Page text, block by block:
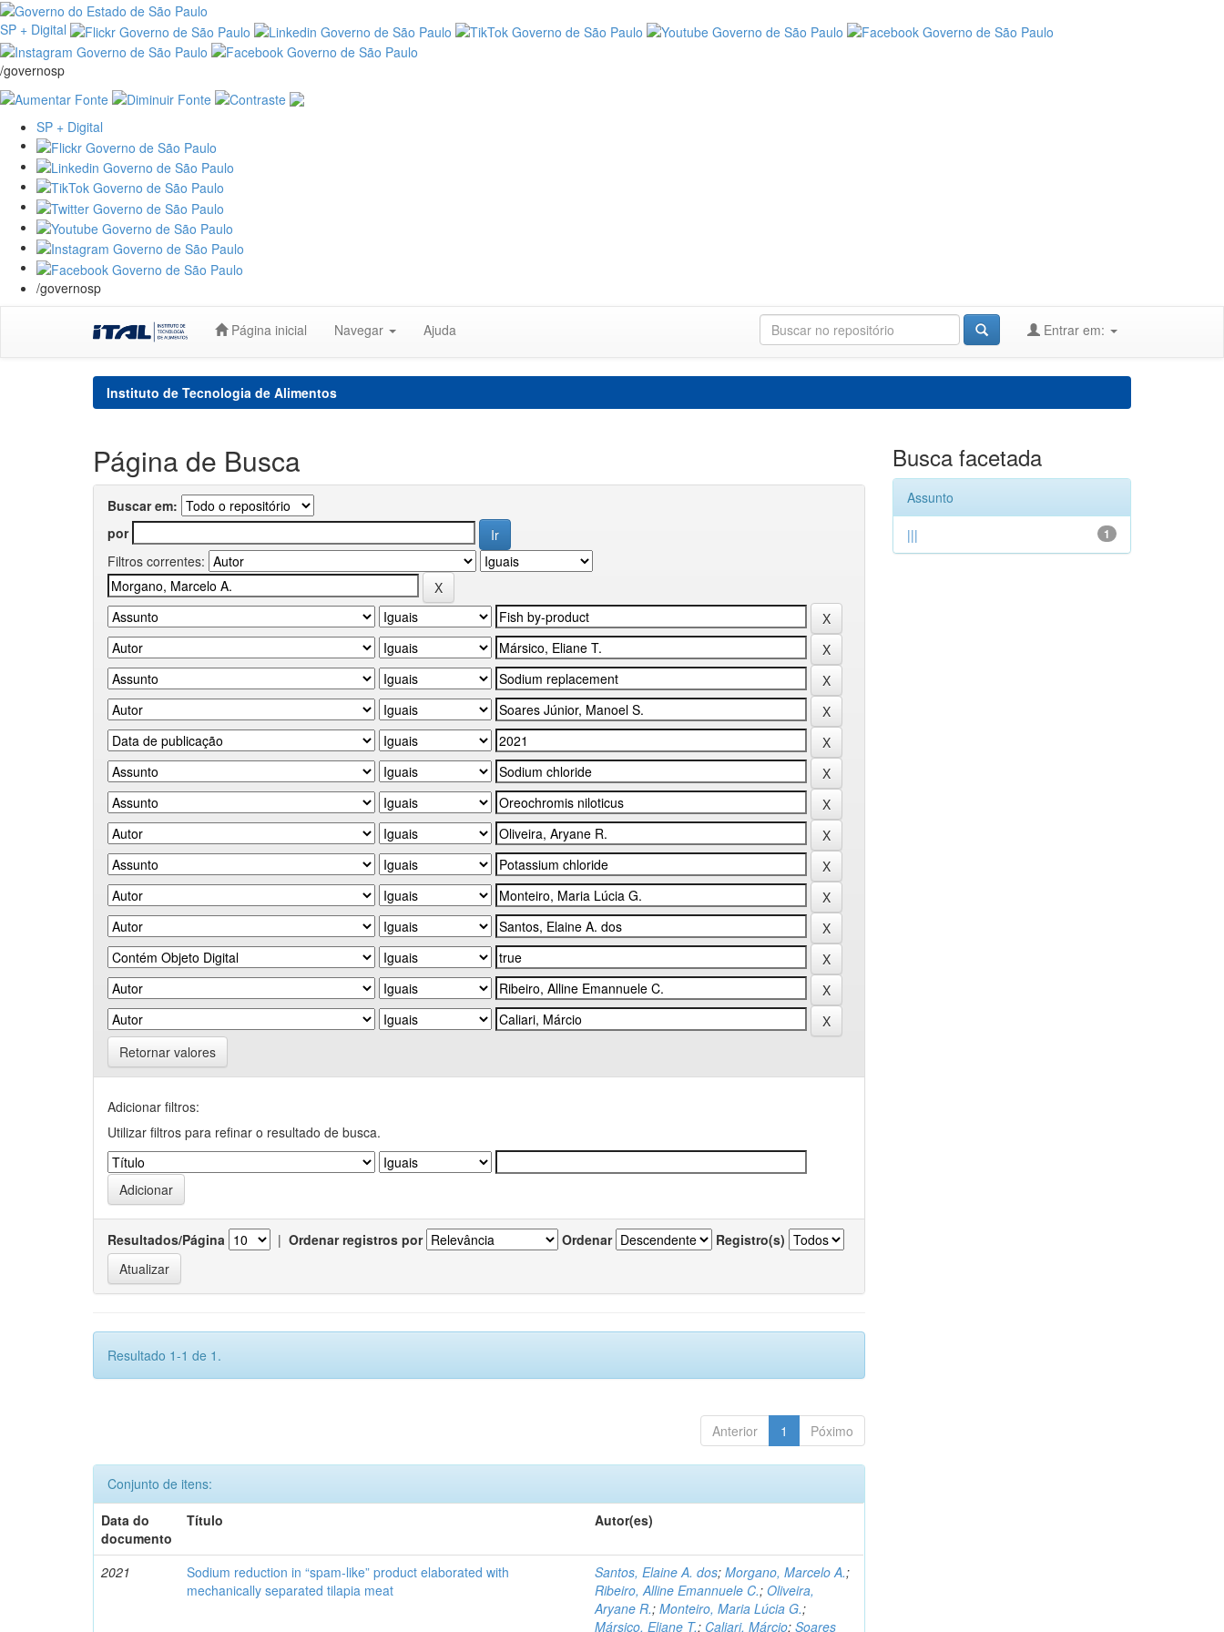
SP + Digital
/governosp
SP + Digital
/governosp
Página inicial Navegar Ajuda Entrar em:
Instituto de Tecnologia de Alimentos
Página de Busca
Buscar em:
por
Filtros correntes:
Retornar valores
Adicionar filtros:
Utilizar filtros para refinar o resultado de busca.
Resultados/Página | Ordenar registros por Ordenar Registro(s)
Resultado 1-1 de 1.
Anterior 1 Póximo
Conjunto de itens:
Data do
documento
Título Autor(es)
2021
Sodium reduction in “spam-like” product elaborated with
mechanically separated tilapia meat
Santos, Elaine A. dos;Morgano, Marcelo A.;
Ribeiro, Alline Emannuele C.;Oliveira,
Aryane R.;Monteiro, Maria Lúcia G.;
Mársico, Eliane T.; Caliari, Márcio;Soares
Busca facetada
Assunto
1
|||